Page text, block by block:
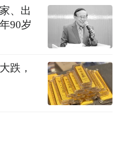
、出
90岁
跌，